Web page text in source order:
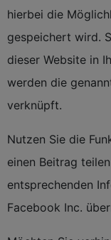
hierbei die
gespeichert wird.
dieser Website in
werden die
verknüpft.
Nutzen Sie die
einen Beitrag
entsprechenden
Facebook Inc.